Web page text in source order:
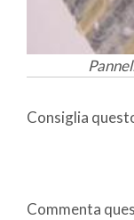
Consiglia
Commenta